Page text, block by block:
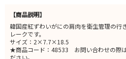
【商品説明】
韓国産紅ずわいがにの肩肉を衛生管理の行
レークです。
サイズ：2×7.7×18.5
★商品コード：48533 お問い合わせの際
ださい。